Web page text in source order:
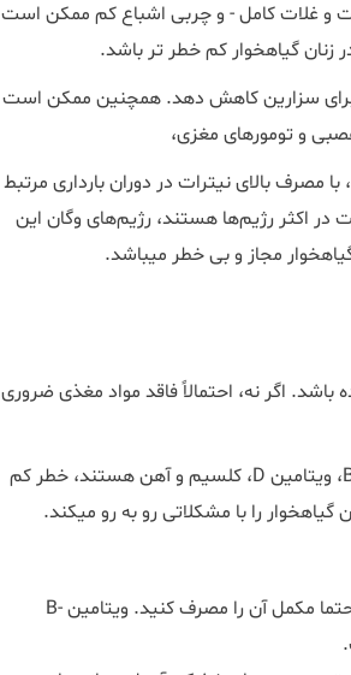
و غلات کامل - و چربی اشباع کم ممکن است
گیاهخوار کم خطر تر باشد.
برای سزارین کاهش دهد. همچنین ممکن است
و تومورهای مغزی،
بالای نیترات در دوران بارداری مرتبط
اکثر رژیم‌ها هستند، رژیم‌های وگان این
مجاز و بی خطر میباشد.
باشد. اگر نه، احتمالاً فاقد مواد مغذی ضروری
رژیم های غذایی وگان که فاقد مواد مغذی مانند پروتئین، ویتامین B12، ویتامین D، کلسیم و آهن هستند، خطر کم
گیاهخوار را با مشکلاتی رو به رو میکند.
ویتامین B-12 که در اکثر غذاهای گیاهی یافت نمی شود، بنابراین حتما مکمل آن را مصرف کنید. ویتامین B-